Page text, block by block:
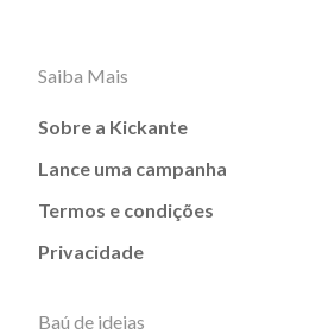
Saiba Mais
Sobre a Kickante
Lance uma campanha
Termos e condições
Privacidade
Baú de ideias